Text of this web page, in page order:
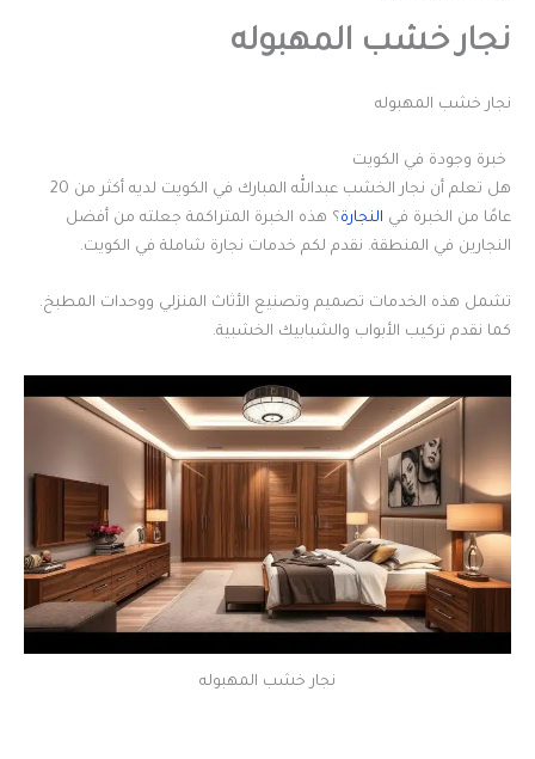
نجار خشب المهبوله
نجار خشب المهبوله
خبرة وجودة في الكويت
هل تعلم أن نجار الخشب عبدالله المبارك في الكويت لديه أكثر من 20
عامًا من الخبرة في النجارة ؟ هذه الخبرة المتراكمة جعلته من أفضل
النجارين في المنطقة. نقدم لكم خدمات نجارة شاملة في الكويت.
تشمل هذه الخدمات تصميم وتصنيع الأثاث المنزلي ووحدات المطبخ.
كما نقدم تركيب الأبواب والشبابيك الخشبية.
نجار خشب المهبوله